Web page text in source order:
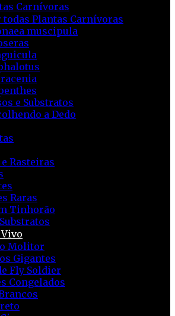
Carnívoras
todas Plantas Carnívoras
muscipula
e Substratos
a Dedo
Rasteiras
Raras
Tinhorão
Molitor
Gigantes
Fly Soldier
Congelados